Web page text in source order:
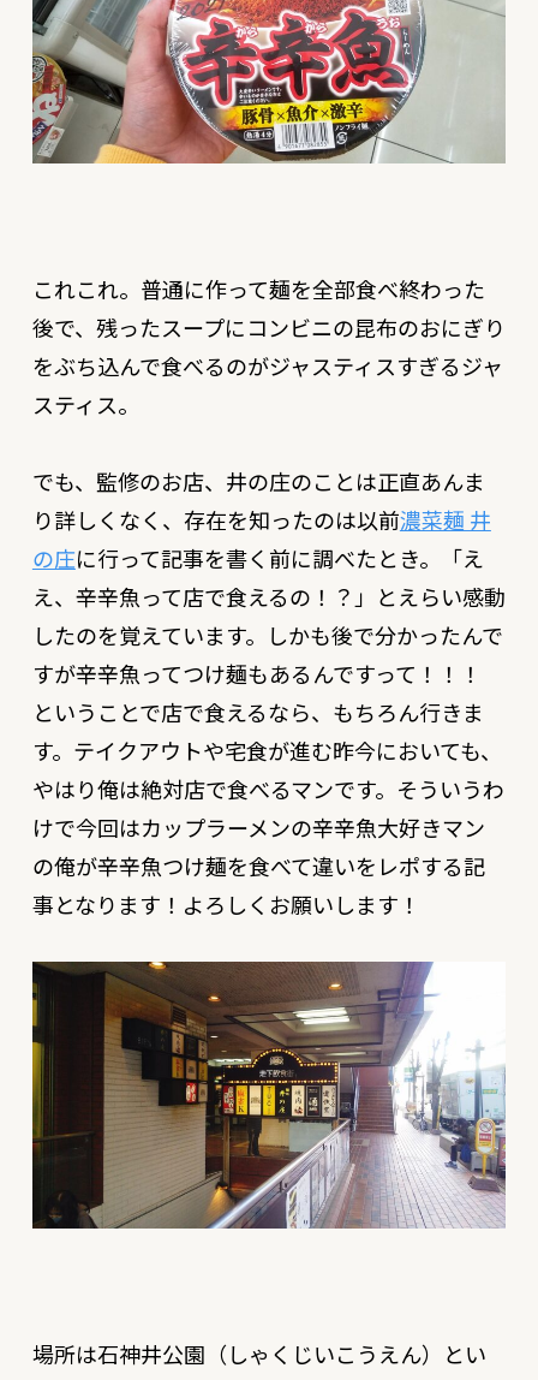
これこれ。 普通に作って麺を全部食べ終わった
後で、残ったスープにコンビニの昆布のおにぎり
をぶち込んで食べるのがジャスティスすぎるジャ
スティス。
でも、監修のお店、井の庄のことは正直あんま
り詳しくなく、存在を知ったのは以前濃菜麺 井
の庄に行って記事を書く前に調べたとき。
「え
え、辛辛魚って店で食えるの！？」 とえらい感動
したのを覚えています。しかも後で分かったんで
すが辛辛魚ってつけ麺もあるんですって！！！
ということで店で食えるなら、もちろん行きま
す。テイクアウトや宅食が進む昨今においても、
やはり俺は絶対店で食べるマンです。そういうわ
けで今回はカップラーメンの辛辛魚大好きマン
の俺が辛辛魚つけ麺を食べて違いをレポする記
事となります！よろしくお願いします！
場所は石神井公園（しゃくじいこうえん）とい